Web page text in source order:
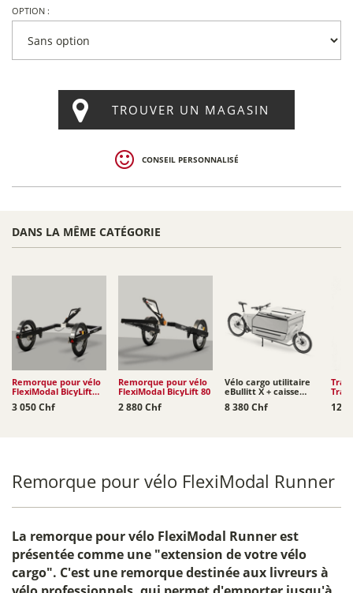
OPTION :
TROUVER UN MAGASIN
CONSEIL PERSONNALISÉ
DANS LA MÊME CATÉGORIE
Remorque pour vélo
FlexiModal BicyLift
100
3 050 Chf
Remorque pour vélo
FlexiModal BicyLift 80
2 880 Chf
Vélo cargo utilitaire
eBullitt X + caisse
BagPRO Urban...
8 380 Chf 129
Remorque pour vélo FlexiModal Runner
La remorque pour vélo FlexiModal Runnerest
présentée comme une "extension de votre vélo
cargo". C'est une remorque destinée aux livreurs à